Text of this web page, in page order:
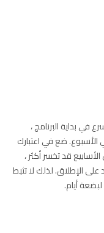
بداية البرنامج ،
الوزن (0.45-1.36 كجم) في الأسبوع. ضع في اعتبارك
قد تخسر أكثر ،
على الإطلاق. لذلك لا تثبط
أيام.